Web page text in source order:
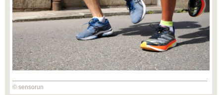
© sensorun